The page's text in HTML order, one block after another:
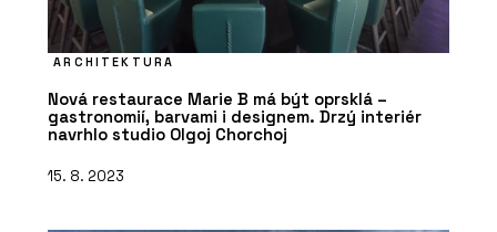
ARCHITEKTURA
Nová restaurace Marie B má být oprsklá –
gastronomií, barvami i designem. Drzý interiér
navrhlo studio Olgoj Chorchoj
15. 8. 2023